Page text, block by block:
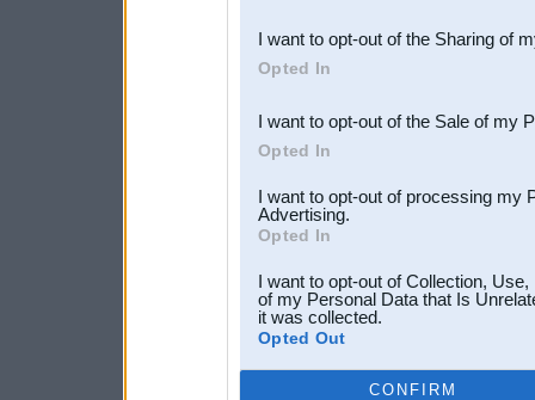
Downstream Participants
third parties.
I want to opt-out of the Sharing of
Opted In
I want to opt-out of the Sale of my
Opted In
I want to opt-out of processing my
Advertising.
Opted In
I want to opt-out of Collection,
of my Personal Data that Is
it was collected.
Opted Out
CONFIRM